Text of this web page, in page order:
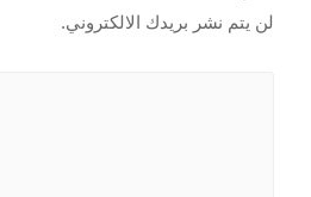
لن يتم نشر بريدك الالكتروني.